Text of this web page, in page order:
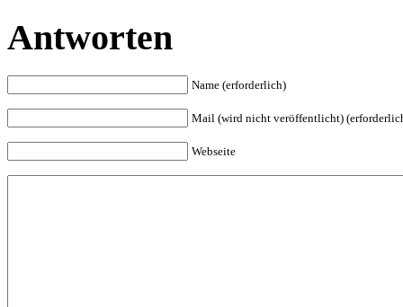
Antworten
Name (erforderlich)
Mail (wird nicht veröffentlicht)
Webseite